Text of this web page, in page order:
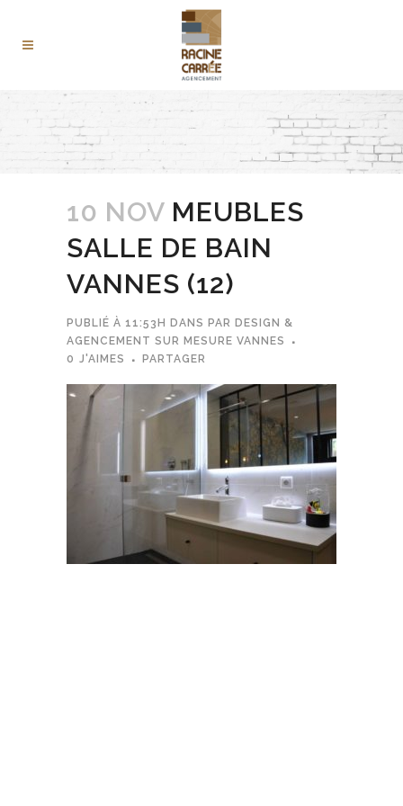
10 NOV MEUBLES
SALLE DE BAIN
VANNES (12)
PUBLIÉ À 11:53H DANS PAR DESIGN &
AGENCEMENT SUR MESURE VANNES
0 J'AIMES PARTAGER